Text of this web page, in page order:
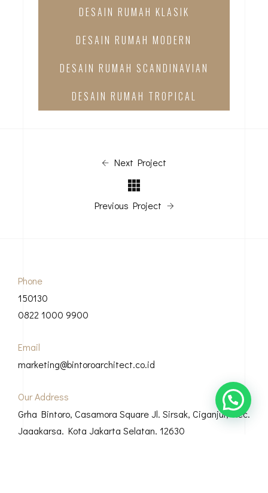
DESAIN RUMAH KLASIK
DESAIN RUMAH MODERN
DESAIN RUMAH SCANDINAVIAN
DESAIN RUMAH TROPICAL
Next Project
Previous Project
Phone
150130
0822 1000 9900
Email
marketing@bintoroarchitect.co.id
Our Address
Grha Bintoro, Casamora Square Jl. Sirsak, Ciganjur, Kec.
Jagakarsa, Kota Jakarta Selatan, 12630